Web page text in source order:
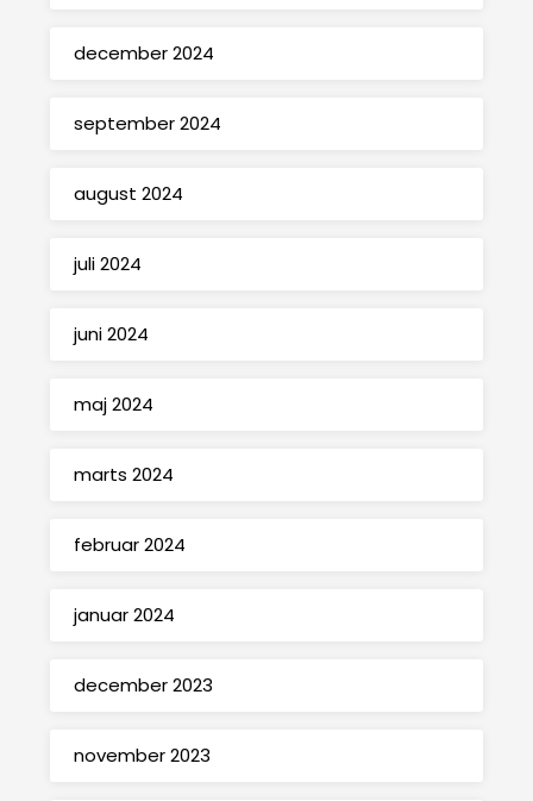
december 2024
september 2024
august 2024
juli 2024
juni 2024
maj 2024
marts 2024
februar 2024
januar 2024
december 2023
november 2023